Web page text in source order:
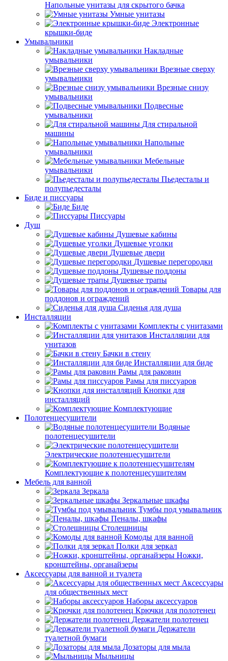
Напольные унитазы для скрытого бачка
Умные унитазы
Электронные
крышки-биде
Умывальники
Накладные
умывальники
Врезные сверху
умывальники
Врезные снизу
умывальники
Подвесные
умывальники
Для стиральной
машины
Напольные
умывальники
Мебельные
умывальники
Пьедесталы и
полупьедесталы
Биде и писсуары
Биде
Писсуары
Душ
Душевые кабины
Душевые уголки
Душевые двери
Душевые перегородки
Душевые поддоны
Душевые трапы
Товары для
поддонов и ограждений
Сиденья для душа
Инсталляции
Комплекты с унитазами
Инсталляции для
унитазов
Бачки в стену
Инсталляции для биде
Рамы для раковин
Рамы для писсуаров
Кнопки для
инсталляций
Комплектующие
Полотенцесушители
Водяные
полотенцесушители
Электрические полотенцесушители
Комплектующие к полотенцесушителям
Мебель для ванной
Зеркала
Зеркальные шкафы
Тумбы под умывальник
Пеналы, шкафы
Столешницы
Комоды для ванной
Полки для зеркал
Ножки,
кронштейны, органайзеры
Аксессуары для ванной и туалета
Аксессуары
для общественных мест
Наборы аксессуаров
Крючки для полотенец
Держатели полотенец
Держатели
туалетной бумаги
Дозаторы для мыла
Мыльницы